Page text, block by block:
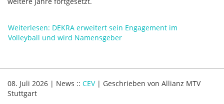
Weiterlesen: DEKRA erweitert sein Engagement im
Volleyball und wird Namensgeber
08. Juli 2026 | News :: CEV | Geschrieben von Allianz MTV
Stuttgart